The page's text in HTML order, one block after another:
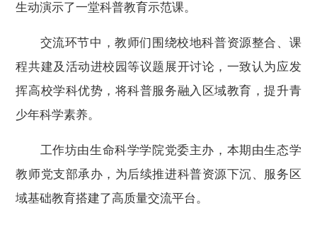
生动演示了一堂科普教育示范课。
交流环节中，教师们围绕校地科普资源整合、课
程共建及活动进校园等议题展开讨论，一致认为应发
挥高校学科优势，将科普服务融入区域教育，提升青
少年科学素养。
工作坊由生命科学学院党委主办 ， 本期由生态学
教师党支部承办，为后续推进科普资源下沉、服务区
域基础教育搭建了高质量交流平台。